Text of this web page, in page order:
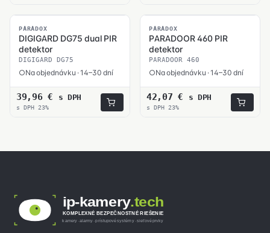
317,04 €.265,00 €.
PARADOX
DIGIGARD DG75 dual PIR
detektor
DIGIGARD DG75
Na objednávku · 14–30 dní
39,96€ s DPH
s DPH 23%
PARADOX
PARADOOR 460 PIR
detektor
PARADOOR 460
Na objednávku · 14–30 dní
42,07€ s DPH
s DPH 23%
ip-kamery.tech
KOMPLEXNÉ BEZPEČNOSTNÉ RIEŠENIE
kamery · alarmy · prístupové systémy · sieťové prvky